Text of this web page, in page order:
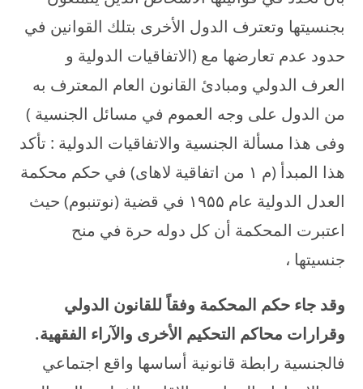
بجنسيتها وتعترف الدول الأخرى بتلك القوانين في
حدود عدم تعارضها مع (الاتفاقيات الدولية و
العرف الدولي ومبادئ القانون العام المعترف به
من الدول على وجه العموم في مسائل الجنسية )
وفى هذا مسألة الجنسية والاتفاقيات الدولية : تأكد
هذا المبدأ (م ۱ من اتفاقية لاهاى) في حكم محكمة
العدل الدولية عام ۱۹۵۵ في قضية (نوتنبوم) حيث
اعتبرت المحكمة أن كل دوله حرة في منح
جنسيتها ،
وقد جاء حكم المحكمة وفقاً للقانون الدولي
وقرارات محاكم التحكيم الأخرى والآراء الفقهية.
فالجنسية رابطة قانونية أساسها واقع اجتماعي